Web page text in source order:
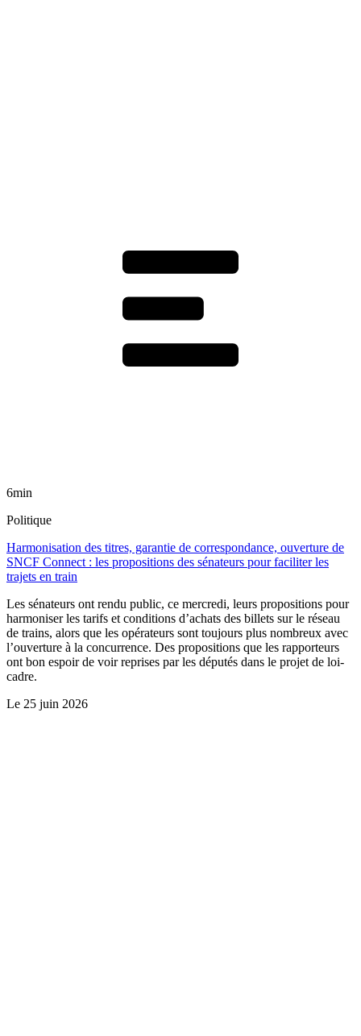
6min
Politique
Harmonisation des titres, garantie de correspondance, ouverture de
SNCF Connect : les propositions des sénateurs pour faciliter les
trajets en train
Les sénateurs ont rendu public, ce mercredi, leurs propositions pour
harmoniser les tarifs et conditions d’achats des billets sur le réseau
de trains, alors que les opérateurs sont toujours plus nombreux avec
l’ouverture à la concurrence. Des propositions que les rapporteurs
ont bon espoir de voir reprises par les députés dans le projet de loi-
cadre.
Le 25 juin 2026